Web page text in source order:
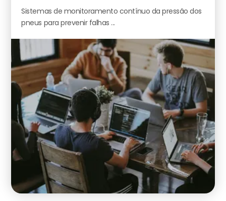
Sistemas de monitoramento contínuo da pressão dos
pneus para prevenir falhas ...